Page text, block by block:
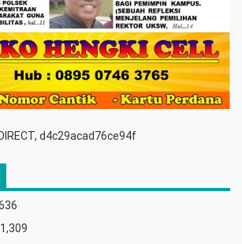
d4c29acad76ce94f
1,309